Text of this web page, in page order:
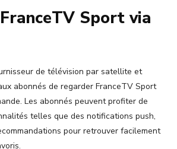
Sport via
de télévision par satellite et
abonnés de regarder FranceTV Sport
Les abonnés peuvent profiter de
telles que des notifications push,
pour retrouver facilement